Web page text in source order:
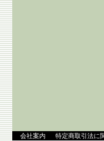
会社案内 特定商取引法に